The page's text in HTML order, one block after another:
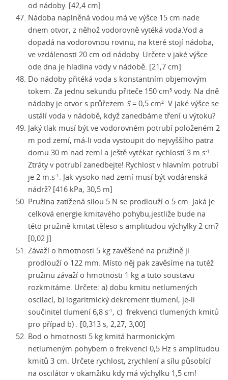
od nádoby. [42,4 cm]
Nádoba naplněná vodou má ve výšce 15 cm nade
dnem otvor, z něhož vodorovně vytéká voda.Vod a
dopadá na vodorovnou rovinu, na které stojí nádoba,
ve vzdálenosti 20 cm od nádoby. Určete v jaké výšce
ode dna je hladina vody v nádobě. [21,7 cm]
Do nádoby přitéká voda s konstantním objemovým
tokem. Za jednu sekundu přiteče 150 cm3 vody. Na dně
nádoby je otvor s průřezem S= 0,5 cm2. V jaké výšce se
ustálí voda v nádobě, když zanedbáme tření u výtoku?
Jaký tlak musí být ve vodorovném potrubí položeném 2
m pod zemí, má-li voda vystoupit do nejvyššího patra
domu 30 m nad zemí a ještě vytékat rychlostí 3 m.s-1 .
Ztráty v potrubí zanedbejte! Rychlost v hlavním potrubí
je 2 m.s-1 . Jak vysoko nad zemí musí být vodárenská
nádrž? [416 kPa, 30,5 m]
Pružina zatížená silou 5 N se prodlouží o 5 cm. Jaká je
celková energie kmitavého pohybu,jestliže bude na
této pružině kmitat těleso s amplitudou výchylky 2 cm?
[0,02 J]
Závaží o hmotnosti 5 kg zavěšené na pružině ji
prodlouží o 122 mm. Místo něj pak zavěsíme na tutéž
pružinu závaží o hmotnosti 1 kg a tuto soustavu
rozkmitáme. Určete: a) dobu kmitu netlumených
oscilací, b) logaritmický dekrement tlumení, je-li
součinitel tlumení 6,8 s-1 , c) frekvenci tlumených kmitů
pro případ b) . [0,313 s, 2,27, 3,00]
Bod o hmotnosti 5 kg kmitá harmonickým
netlumeným pohybem o frekvenci 0,5 Hz s amplitudou
kmitů 3 cm. Určete rychlost, zrychlení a sílu působící
na oscilátor v okamžiku kdy má výchylku 1,5 cm!